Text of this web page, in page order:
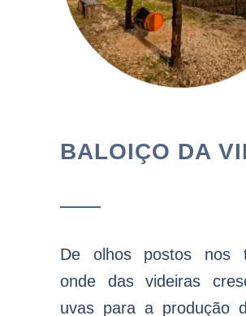
BALOIÇO DA
De olhos postos nos
onde das videiras
uvas para a produção